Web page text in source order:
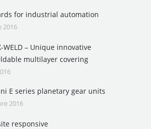
for industrial automation
2016
WELD – Unique innovative
multilayer covering
E series planetary gear units
2016
responsive